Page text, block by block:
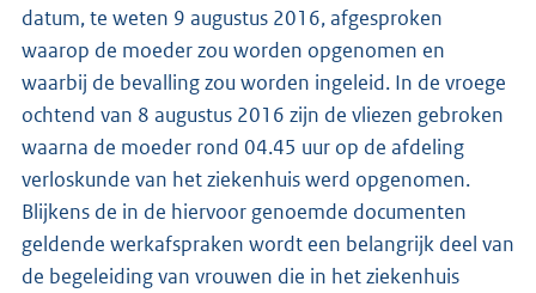
datum, te weten 9 augustus 2016, afgesproken
waarop de moeder zou worden opgenomen en
waarbij de bevalling zou worden ingeleid. In de vroege
ochtend van 8 augustus 2016 zijn de vliezen gebroken
waarna de moeder rond 04.45 uur op de afdeling
verloskunde van het ziekenhuis werd opgenomen.
Blijkens de in de hiervoor genoemde documenten
geldende werkafspraken wordt een belangrijk deel van
de begeleiding van vrouwen die in het ziekenhuis